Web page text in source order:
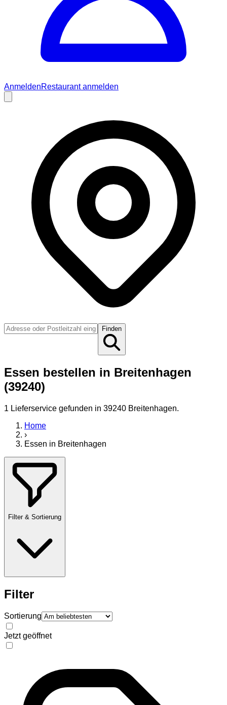
AnmeldenRestaurant anmelden
Finden
Essen bestellen in Breitenhagen
(39240)
1 Lieferservice gefunden in 39240 Breitenhagen.
Home
›
Essen in Breitenhagen
Filter & Sortierung
Filter
Sortierung
Jetzt geöffnet